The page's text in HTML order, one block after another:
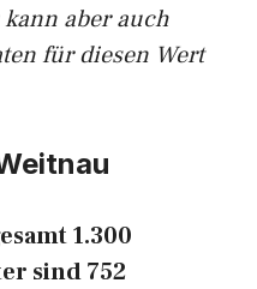
kann aber auch
für diesen Wert
1.300
sind 752